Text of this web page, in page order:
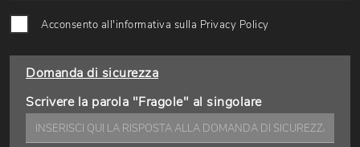
Acconsento all'informativa sulla Privacy Policy
Domanda di sicurezza
Scrivere la parola "Fragole" al singolare